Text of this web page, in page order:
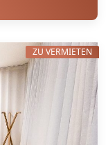
ZU VERMIETEN